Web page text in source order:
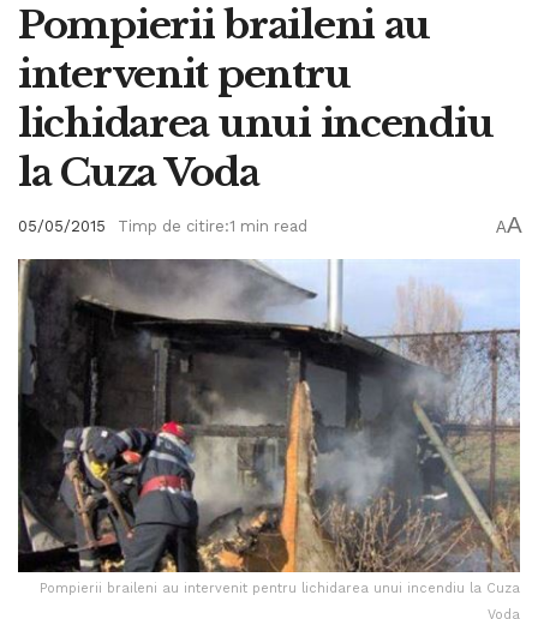
Pompierii braileni au
intervenit pentru
lichidarea unui incendiu
la Cuza Voda
05/05/2015 Timp de citire:1 min read AA
Pompierii braileni au intervenit pentru lichidarea unui incendiu la Cuza
Voda